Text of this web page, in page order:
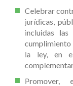
Celebrar
jurídicas,
incluidas
cumplimiento
la ley, en